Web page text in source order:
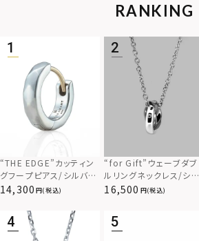
RANKING
“THE EDGE”カッティン
グフープピアス/シルバー
925
14,300 (税込)
“for Gift”ウェーブダブ
ルリングネックレス/シル
バー×ブラック/シルバー
16,500 (税込)